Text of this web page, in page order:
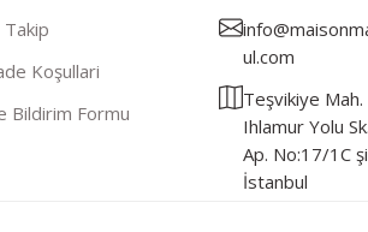
ürüne benzer farklı alternatifler olmalı.
Koşullari
Bildirim Formu
ul.com
Teşvikiye Mah.
Ihlamur Yolu
Ap. No:17/1C
İstanbul